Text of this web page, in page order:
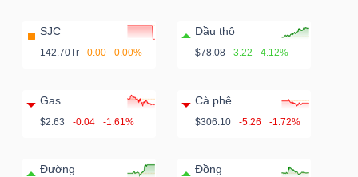
SJC
142.70Tr 0.00 0.00%
Dầu thô
$78.08 3.22 4.12%
Gas
$2.63 -0.04 -1.61%
Cà phê
$306.10 -5.26 -1.72%
Đường Đồng